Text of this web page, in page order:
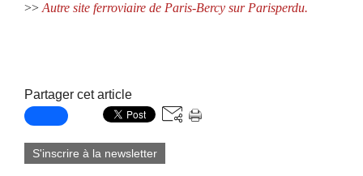
>> Autre site ferroviaire de Paris-Bercy sur Parisperdu.
Partager cet article
S'inscrire à la newsletter